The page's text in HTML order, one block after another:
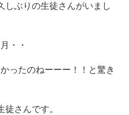
しぶりの生徒さんがいまし
・・
ったのねーーー！！と驚き
さんです。